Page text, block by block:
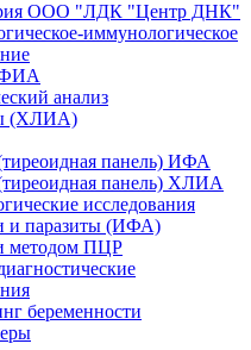
ООО "ЛДК "Центр ДНК"
иммунологическое
ФИА
анализ
(ХЛИА)
панель) ИФА
панель) ХЛИА
исследования
и паразиты (ИФА)
методом ПЦР
беременности